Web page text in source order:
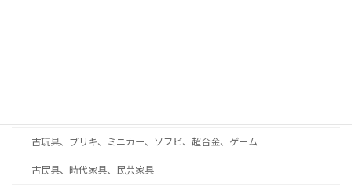
古玩具、ブリキ、ミニカー、ソフビ、超合金、ゲーム
古民具、時代家具、民芸家具